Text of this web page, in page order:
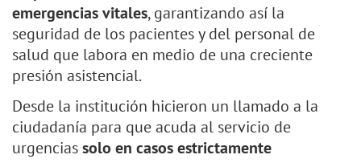
emergencias vitales, garantizando así la
seguridad de los pacientes y del personal de
salud que labora en medio de una creciente
presión asistencial.
Desde la institución hicieron un llamado a la
ciudadanía para que acuda al servicio de
urgenciassolo en casos estrictamente